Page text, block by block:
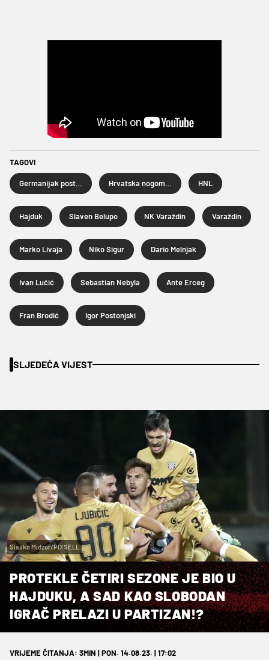
TAGOVI
Germanijak postava kola Hrvatska nogometna liga HNL
Hajduk Slaven Belupo NK Varaždin Varaždin
Marko Livaja Niko Sigur Dario Melnjak
Ivan Lučić Sebastian Nebyla Ante Erceg
Fran Brodić Igor Postonjski
SLJEDEĆA VIJEST
Slavko Midzor/PIXSELL
PROTEKLE ČETIRI SEZONE JE BIO U
HAJDUKU, A SAD KAO SLOBODAN
IGRAČ PRELAZI U PARTIZAN!?
VRIJEME ČITANJA: 3MIN | PON. 14.08.23. | 17:02